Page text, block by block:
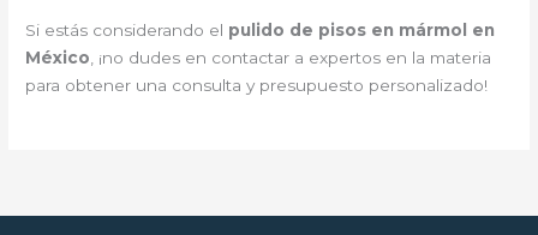
Si estás considerando el pulido de pisos en mármol en
México , ¡no dudes en contactar a expertos en la materia
para obtener una consulta y presupuesto personalizado!